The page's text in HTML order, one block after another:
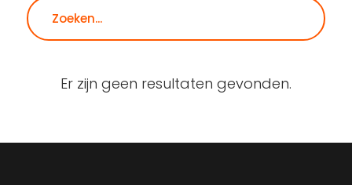
Er zijn geen resultaten gevonden.